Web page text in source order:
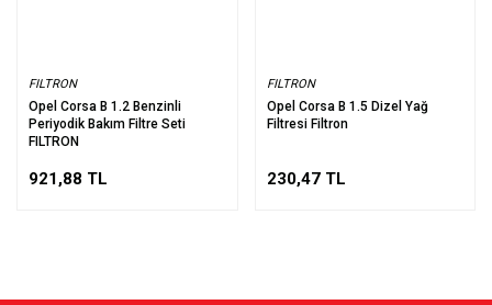
FILTRON
Opel Corsa B 1.2 Benzinli
Periyodik Bakım Filtre Seti
FILTRON
921,88 TL
FILTRON
Opel Corsa B 1.5 Dizel Yağ
Filtresi Filtron
230,47 TL